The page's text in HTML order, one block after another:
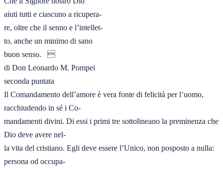
aiuti tutti e ciascuno a ricupera-
re, oltre che il senno e l’intellet-
to, anche un minimo di sano
buon senso.   
di Don Leonardo M. Pompei
seconda puntata
Il Comandamento dell’amore è vera fonte di felicità per l’uomo,
racchiudendo in sé i Co-
mandamenti divini. Di essi i primi tre sottolineano la preminenza che
Dio deve avere nel-
la vita del cristiano. Egli deve essere l’Unico, non posposto a nulla:
persona od occupa-